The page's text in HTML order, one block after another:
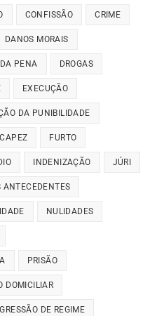
CONFISSÃO CRIME
DANOS MORAIS
PENA DROGAS
EXECUÇÃO
DA PUNIBILIDADE
FURTO
INDENIZAÇÃO JÚRI
ANTECEDENTES
NULIDADES
PRISÃO
DOMICILIAR
DE REGIME